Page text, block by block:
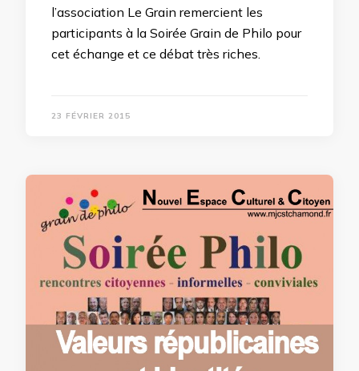
l’association Le Grain remercient les
participants à la Soirée Grain de Philo pour
cet échange et ce débat très riches.
23 FÉVRIER 2015